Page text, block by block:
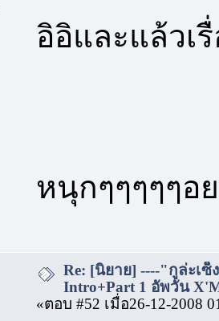
อิอิและแล้วเ
หนุกๆๆๆๆๆอ
Re: [นิยาย] ----"กูล่ะเ
Intro+Part 1 อัพวัน
«ตอบ #52 เมื่อ26-12-2008